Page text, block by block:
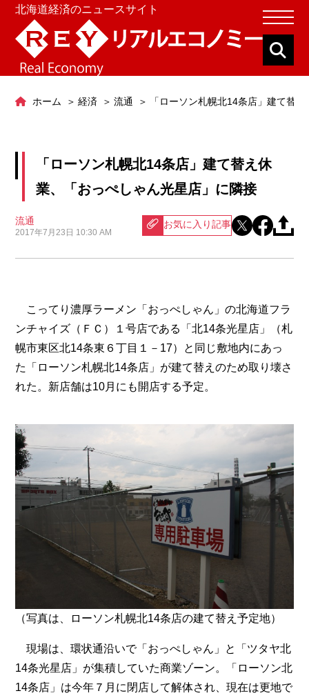
北海道経済のニュースサイト
ホーム 経済 流通 「ローソン札幌北14条店」建て替
「ローソン札幌北14条店」建て替え休
業、「おっぺしゃん光星店」に隣接
流通
2017年7月23日 10:30 AM
お気に入り記事
こってり濃厚ラーメン「おっぺしゃん」の北海道フラ
ンチャイズ（ＦＣ）１号店である「北14条光星店」（札
幌市東区北14条東６丁目１－17）と同じ敷地内にあっ
た「ローソン札幌北14条店」が建て替えのため取り壊さ
れた。新店舗は10月にも開店する予定。
（写真は、ローソン札幌北14条店の建て替え予定地）
現場は、環状通沿いで「おっぺしゃん」と「ツタヤ北
14条光星店」が集積していた商業ゾーン。「ローソン北
14条店」は今年７月に閉店して解体され、現在は更地で